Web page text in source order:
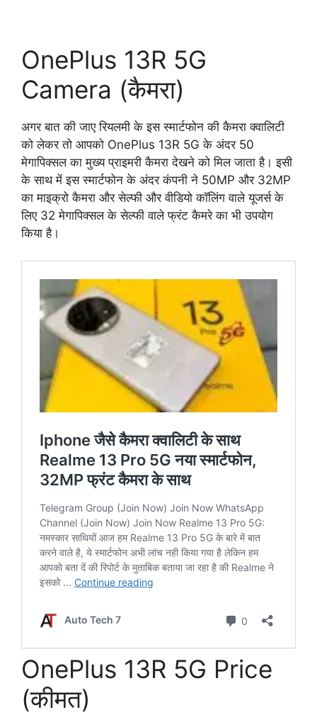
OnePlus 13R 5G
Camera (कैमरा)
अगर बात की जाए रियलमी के इस स्मार्टफोन की कैमरा क्वालिटी
को लेकर तो आपको OnePlus 13R 5G के अंदर 50
मेगापिक्सल का मुख्य प्राइमरी कैमरा देखने को मिल जाता है। इसी
के साथ में इस स्मार्टफोन के अंदर कंपनी ने 50MP और 32MP
का माइक्रो कैमरा और सेल्फी और वीडियो कॉलिंग वाले यूजर्स के
लिए 32 मेगापिक्सल के सेल्फी वाले फ्रंट कैमरे का भी उपयोग
किया है।
OnePlus 13R 5G Price
(कीमत)